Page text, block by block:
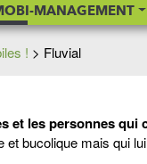
MANAGEMENT
! > Fluvial
et les personnes
et bucolique mais qui